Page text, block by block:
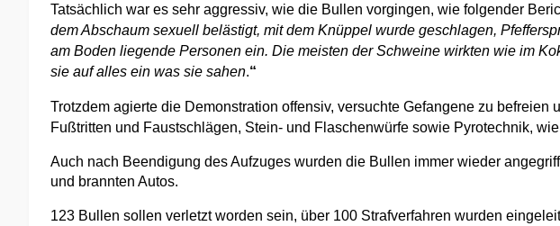
Tatsächlich war es sehr aggressiv, wie die Bullen vorgingen, wie folgender
dem Abschaum sexuell belästigt, mit dem Knüppel wurde geschlagen,
am Boden liegende Personen ein. Die meisten der Schweine wirkten wie im
sie auf alles ein was sie sahen.“
Trotzdem agierte die Demonstration offensiv, versuchte Gefangene zu befreien
Fußtritten und Faustschlägen, Stein- und Flaschenwürfe sowie Pyrotechnik,
Auch nach Beendigung des Aufzuges wurden die Bullen immer wieder
und brannten Autos.
123 Bullen sollen verletzt worden sein, über 100 Strafverfahren wurden